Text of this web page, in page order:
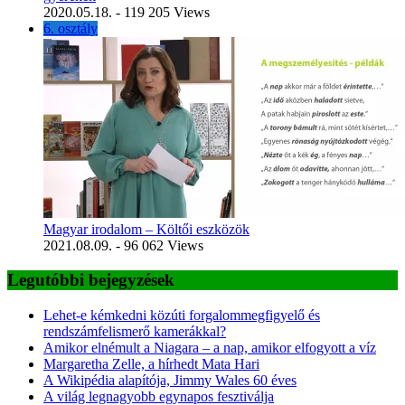
2020.05.18. - 119 205 Views
6. osztály
Magyar irodalom – Költői eszközök
2021.08.09. - 96 062 Views
Legutóbbi bejegyzések
Lehet-e kémkedni közúti forgalommegfigyelő és
rendszámfelismerő kamerákkal?
Amikor elnémult a Niagara – a nap, amikor elfogyott a víz
Margaretha Zelle, a hírhedt Mata Hari
A Wikipédia alapítója, Jimmy Wales 60 éves
A világ legnagyobb egynapos fesztiválja